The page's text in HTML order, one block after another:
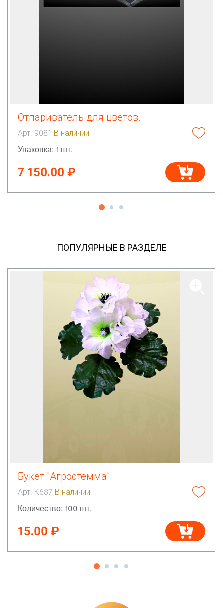
Отпариватель для цветов.
Арт. 9081 В наличии
Упаковка: 1 шт.
7 150.00 ₽
ПОПУЛЯРНЫЕ В РАЗДЕЛЕ
Букет "Агростемма"
Арт. К687 В наличии
Количество: 100 шт.
15.00 ₽